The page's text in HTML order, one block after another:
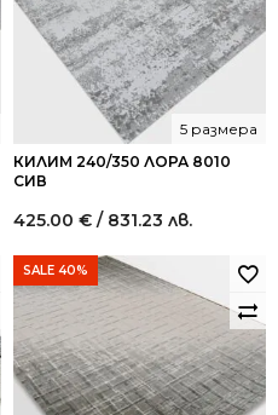
КИЛИМ 240/350 ЛОРА 8010
СИВ
5 размера
425.00 € / 831.23 лв.
SALE 40%